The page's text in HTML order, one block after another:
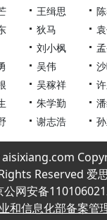
王缉思
狄马
刘小枫
吴伟
吴稼祥
朱学勤
谢志浩
Reserved 爱
公网安备
和信息化部备案管